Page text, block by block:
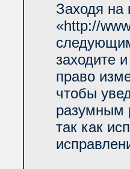
Заходя
«http://
заходите
право
чтобы
разумным
так как